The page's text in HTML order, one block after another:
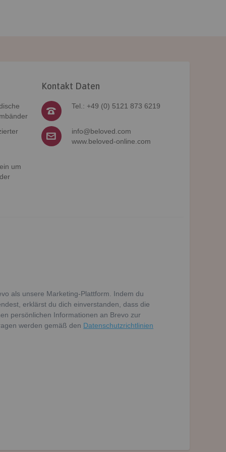
um
Kontakt Daten
Tel.: +49 (0) 5121 873 6219
info@beloved.com
www.beloved-online.com
als unsere Marketing-Plattform. Indem du
erklärst du dich einverstanden, dass die
persönlichen Informationen an Brevo zur
werden gemäß den Datenschutzrichtlinien